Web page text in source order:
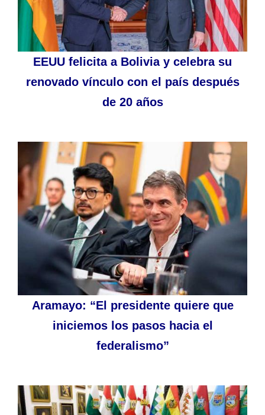
EEUU felicita a Bolivia y celebra su
renovado vínculo con el país después
de 20 años
Aramayo: “El presidente quiere que
iniciemos los pasos hacia el
federalismo”